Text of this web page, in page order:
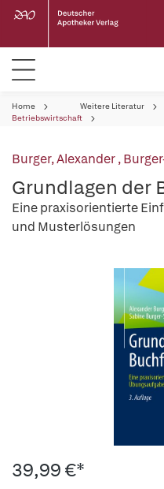
Home Weitere Literatur
Betriebswirtschaft
Burger, Alexander,
Grundlagen der
Eine praxisorientierte
und Musterlösungen
39,99 €*